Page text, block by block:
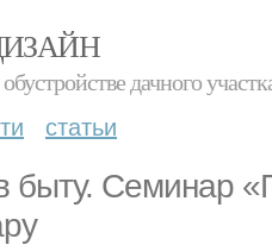
дачного
статьи
Семинар